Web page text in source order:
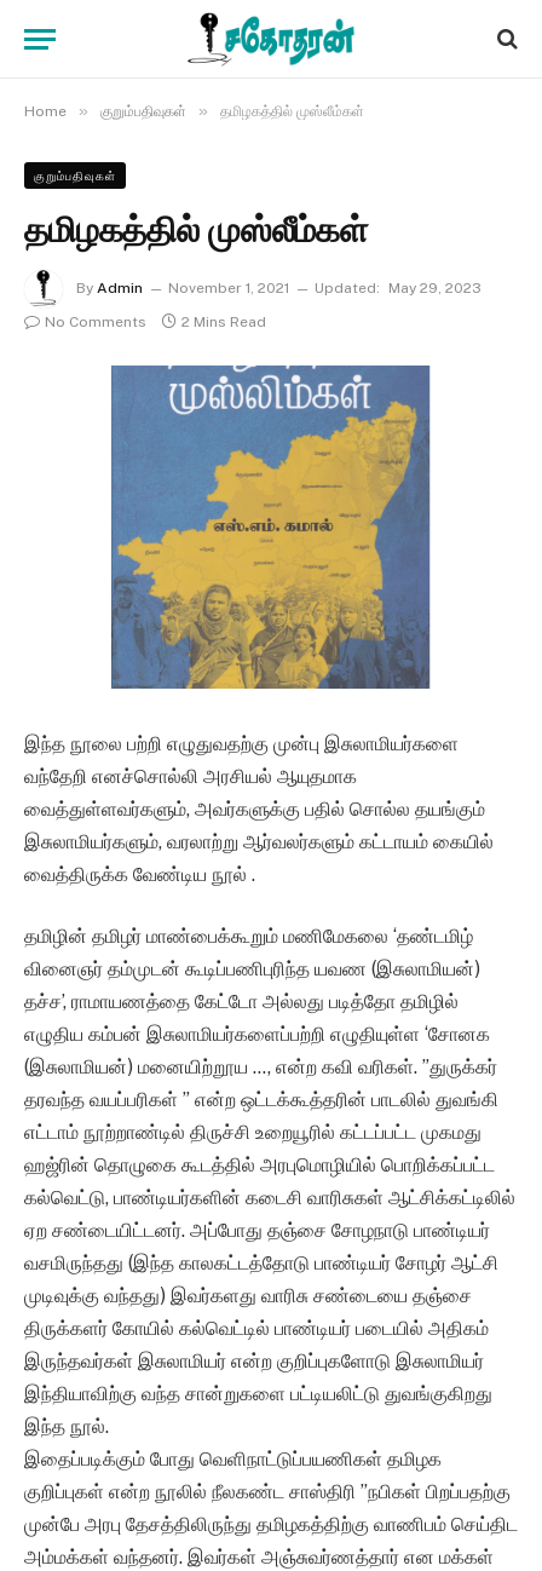
Home » குறும்பதிவுகள் » தமிழகத்தில் முஸ்லீம்கள்
குறும்பதிவுகள்
தமிழகத்தில் முஸ்லீம்கள்
By Admin November 1, 2021 Updated:
May 29, 2023
No Comments
2 Mins Read
இந்த நூலை பற்றி எழுதுவதற்கு முன்பு இசுலாமியர்களை
வந்தேறி எனச்சொல்லி அரசியல் ஆயுதமாக
வைத்துள்ளவர்களும், அவர்களுக்கு பதில் சொல்ல தயங்கும்
இசுலாமியர்களும், வரலாற்று ஆர்வலர்களும் கட்டாயம் கையில்
வைத்திருக்க வேண்டிய நூல் .
தமிழின் தமிழர் மாண்பைக்கூறும் மணிமேகலை ‘தண்டமிழ்
வினைஞர் தம்முடன் கூடிப்பணிபுரிந்த யவண (இசுலாமியன்)
தச்ச’, ராமாயணத்தை கேட்டோ அல்லது படித்தோ தமிழில்
எழுதிய கம்பன் இசுலாமியர்களைப்பற்றி எழுதியுள்ள ‘சோனக
(இசுலாமியன்) மனையிற்றூய …, என்ற கவி வரிகள். ”துருக்கர்
தரவந்த வயப்பரிகள் ” என்ற ஒட்டக்கூத்தரின் பாடலில் துவங்கி
எட்டாம் நூற்றாண்டில் திருச்சி உறையூரில் கட்டப்பட்ட முகமது
ஹஜ்ரின் தொழுகை கூடத்தில் அரபுமொழியில் பொறிக்கப்பட்ட
கல்வெட்டு, பாண்டியர்களின் கடைசி வாரிசுகள் ஆட்சிக்கட்டிலில்
ஏற சண்டையிட்டனர். அப்போது தஞ்சை சோழநாடு பாண்டியர்
வசமிருந்தது (இந்த காலகட்டத்தோடு பாண்டியர் சோழர் ஆட்சி
முடிவுக்கு வந்தது) இவர்களது வாரிசு சண்டையை தஞ்சை
திருக்களர் கோயில் கல்வெட்டில் பாண்டியர் படையில் அதிகம்
இருந்தவர்கள் இசுலாமியர் என்ற குறிப்புகளோடு இசுலாமியர்
இந்தியாவிற்கு வந்த சான்றுகளை பட்டியலிட்டு துவங்குகிறது
இந்த நூல்.
இதைப்படிக்கும் போது வெளிநாட்டுப்பயணிகள் தமிழக
குறிப்புகள் என்ற நூலில் நீலகண்ட சாஸ்திரி ”நபிகள் பிறப்பதற்கு
முன்பே அரபு தேசத்திலிருந்து தமிழகத்திற்கு வாணிபம் செய்திட
அம்மக்கள் வந்தனர். இவர்கள் அஞ்சுவர்ணத்தார் என மக்கள்